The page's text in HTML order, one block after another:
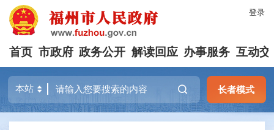
登录
首页 市政府 政务公开 解读回应 办事服务 互动交
长者模式